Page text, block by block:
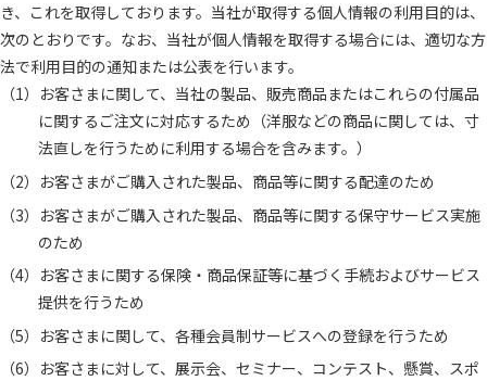
き、これを取得しております。当社が取得する個人情報の利用目的は、
次のとおりです。なお、当社が個人情報を取得する場合には、適切な方
法で利用目的の通知または公表を行います。
お客さまに関して、当社の製品、販売商品またはこれらの付属品
に関するご注文に対応するため（洋服などの商品に関しては、寸
法直しを行うために利用する場合を含みます。）
お客さまがご購入された製品、商品等に関する配達のため
お客さまがご購入された製品、商品等に関する保守サービス実施
のため
お客さまに関する保険・商品保証等に基づく手続およびサービス
提供を行うため
お客さまに関して、各種会員制サービスへの登録を行うため
お客さまに対して、展示会、セミナー、コンテスト、懸賞、スポ